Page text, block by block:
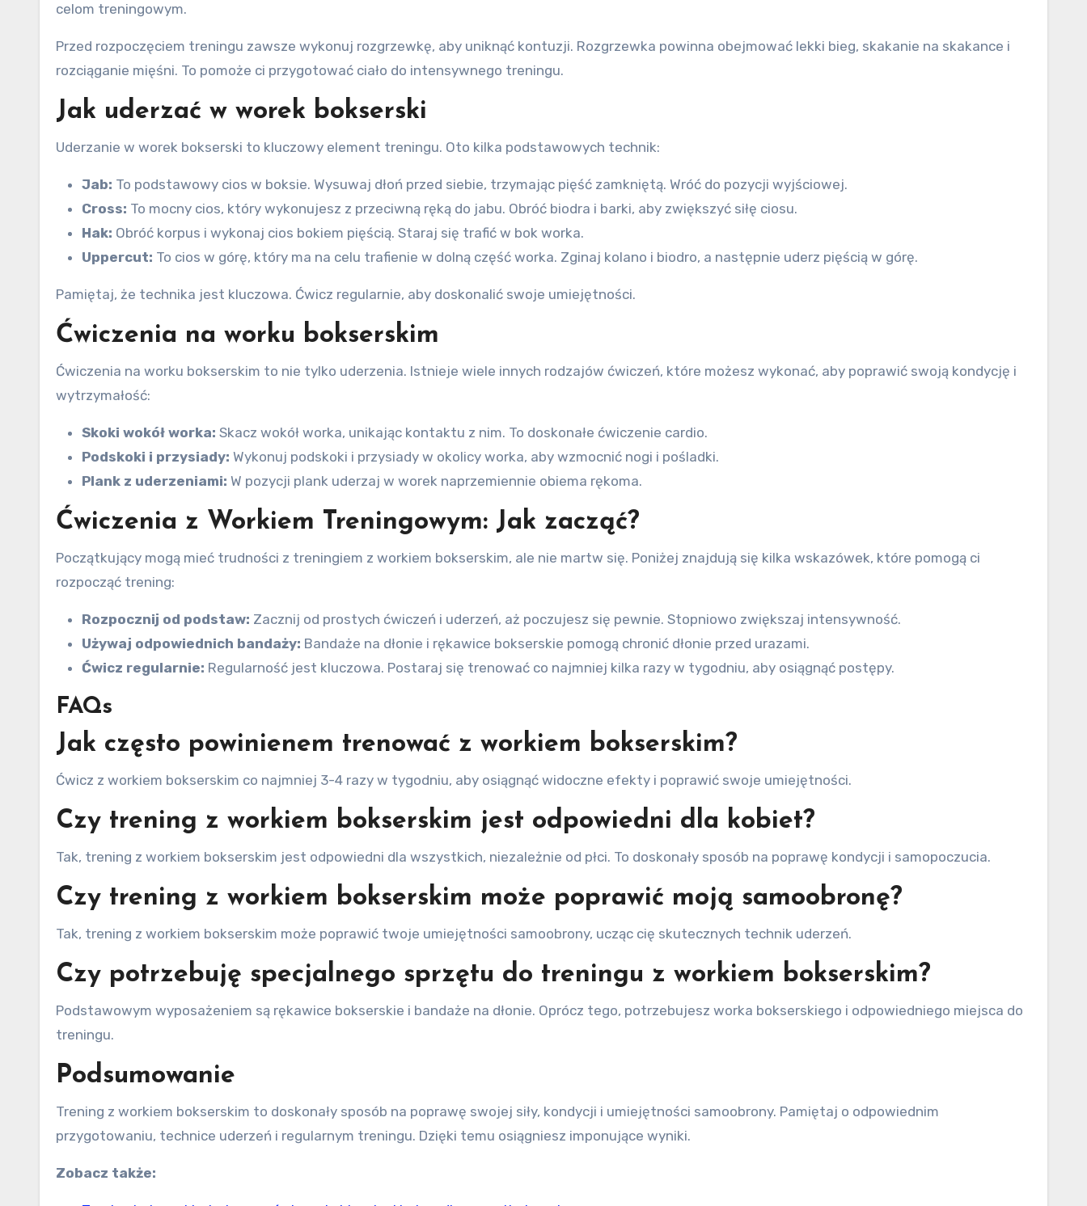
celom treningowym.
Przed rozpoczęciem treningu zawsze wykonuj rozgrzewkę, aby uniknąć kontuzji. Rozgrzewka powinna obejmować lekki bieg, skakanie na skakance i
rozciąganie mięśni. To pomoże ci przygotować ciało do intensywnego treningu.
Jak uderzać w worek bokserski
Uderzanie w worek bokserski to kluczowy element treningu. Oto kilka podstawowych technik:
Jab: To podstawowy cios w boksie. Wysuwaj dłoń przed siebie, trzymając pięść zamkniętą. Wróć do pozycji wyjściowej.
Cross: To mocny cios, który wykonujesz z przeciwną ręką do jabu. Obróć biodra i barki, aby zwiększyć siłę ciosu.
Hak: Obróć korpus i wykonaj cios bokiem pięścią. Staraj się trafić w bok worka.
Uppercut: To cios w górę, który ma na celu trafienie w dolną część worka. Zginaj kolano i biodro, a następnie uderz pięścią w górę.
Pamiętaj, że technika jest kluczowa. Ćwicz regularnie, aby doskonalić swoje umiejętności.
Ćwiczenia na worku bokserskim
Ćwiczenia na worku bokserskim to nie tylko uderzenia. Istnieje wiele innych rodzajów ćwiczeń, które możesz wykonać, aby poprawić swoją kondycję i
wytrzymałość:
Skoki wokół worka: Skacz wokół worka, unikając kontaktu z nim. To doskonałe ćwiczenie cardio.
Podskoki i przysiady: Wykonuj podskoki i przysiady w okolicy worka, aby wzmocnić nogi i pośladki.
Plank z uderzeniami: W pozycji plank uderzaj w worek naprzemiennie obiema rękoma.
Ćwiczenia z Workiem Treningowym: Jak zacząć?
Początkujący mogą mieć trudności z treningiem z workiem bokserskim, ale nie martw się. Poniżej znajdują się kilka wskazówek, które pomogą ci
rozpocząć trening:
Rozpocznij od podstaw: Zacznij od prostych ćwiczeń i uderzeń, aż poczujesz się pewnie. Stopniowo zwiększaj intensywność.
Używaj odpowiednich bandaży: Bandaże na dłonie i rękawice bokserskie pomogą chronić dłonie przed urazami.
Ćwicz regularnie: Regularność jest kluczowa. Postaraj się trenować co najmniej kilka razy w tygodniu, aby osiągnąć postępy.
FAQs
Jak często powinienem trenować z workiem bokserskim?
Ćwicz z workiem bokserskim co najmniej 3-4 razy w tygodniu, aby osiągnąć widoczne efekty i poprawić swoje umiejętności.
Czy trening z workiem bokserskim jest odpowiedni dla kobiet?
Tak, trening z workiem bokserskim jest odpowiedni dla wszystkich, niezależnie od płci. To doskonały sposób na poprawę kondycji i samopoczucia.
Czy trening z workiem bokserskim może poprawić moją samoobronę?
Tak, trening z workiem bokserskim może poprawić twoje umiejętności samoobrony, ucząc cię skutecznych technik uderzeń.
Czy potrzebuję specjalnego sprzętu do treningu z workiem bokserskim?
Podstawowym wyposażeniem są rękawice bokserskie i bandaże na dłonie. Oprócz tego, potrzebujesz worka bokserskiego i odpowiedniego miejsca do
treningu.
Podsumowanie
Trening z workiem bokserskim to doskonały sposób na poprawę swojej siły, kondycji i umiejętności samoobrony. Pamiętaj o odpowiednim
przygotowaniu, technice uderzeń i regularnym treningu. Dzięki temu osiągniesz imponujące wyniki.
Zobacz także: